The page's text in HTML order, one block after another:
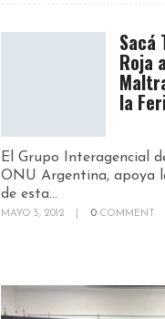
Sacá
Roja
la
El Grupo Interagencial
ONU Argentina, apoya
de esta...
MAYO 5, 2012 0 COMMENT